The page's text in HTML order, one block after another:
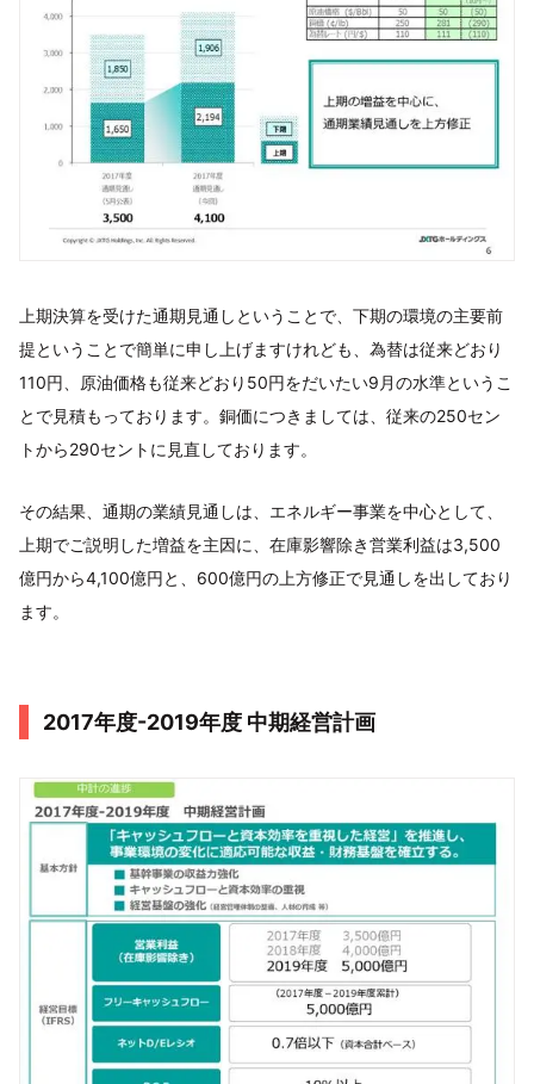
上期決算を受けた通期見通しということで、下期の環境の主要前
提ということで簡単に申し上げますけれども、為替は従来どおり
110円、原油価格も従来どおり50円をだいたい9月の水準というこ
とで見積もっております。銅価につきましては、従来の250セン
トから290セントに見直しております。
その結果、通期の業績見通しは、エネルギー事業を中心として、
上期でご説明した増益を主因に、在庫影響除き営業利益は3,500
億円から4,100億円と、600億円の上方修正で見通しを出しており
ます。
2017年度-2019年度 中期経営計画